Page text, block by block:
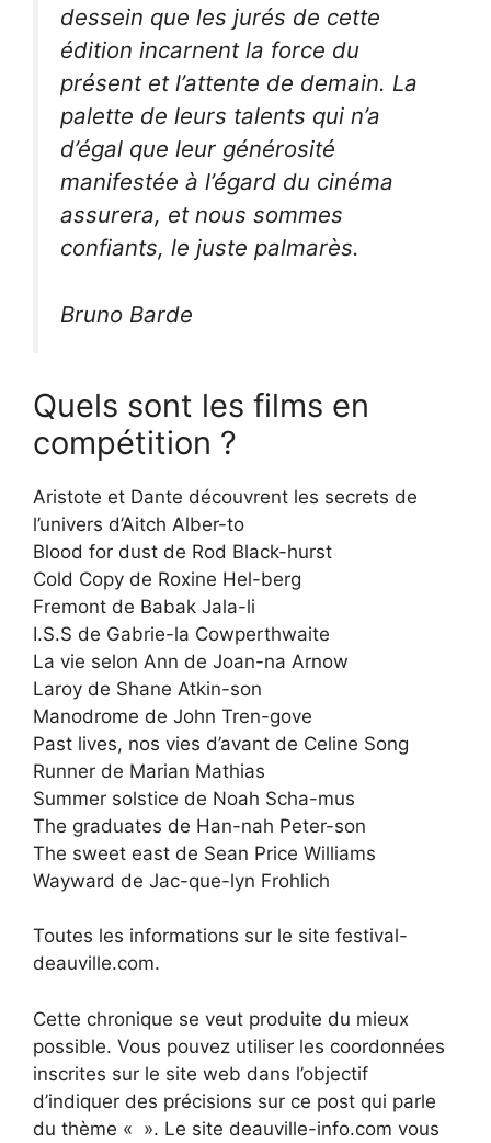
dessein que les jurés de cette
édition incarnent la force du
présent et l’attente de demain. La
palette de leurs talents qui n’a
d’égal que leur générosité
manifestée à l’égard du cinéma
assurera, et nous sommes
confiants, le juste palmarès.
Bruno Barde
Quels sont les films en
compétition ?
Aristote et Dante découvrent les secrets de
l’univers d’Aitch Alber-to
Blood for dust de Rod Black-hurst
Cold Copy de Roxine Hel-berg
Fremont de Babak Jala-li
I.S.S de Gabrie-la Cowperthwaite
La vie selon Ann de Joan-na Arnow
Laroy de Shane Atkin-son
Manodrome de John Tren-gove
Past lives, nos vies d’avant de Celine Song
Runner de Marian Mathias
Summer solstice de Noah Scha-mus
The graduates de Han-nah Peter-son
The sweet east de Sean Price Williams
Wayward de Jac-que-lyn Frohlich
Toutes les informations sur le site festival-
deauville.com.
Cette chronique se veut produite du mieux
possible. Vous pouvez utiliser les coordonnées
inscrites sur le site web dans l’objectif
d’indiquer des précisions sur ce post qui parle
du thème « ». Le site deauville-info.com vous